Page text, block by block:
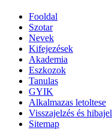
Fooldal
Szotar
Nevek
Kifejezések
Akademia
Eszkozok
Tanulas
GYIK
Alkalmazas letoltese
Visszajelzés és
Sitemap